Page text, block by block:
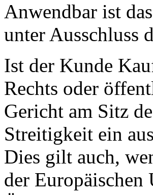
Anwendbar ist
unter Ausschluss
Ist der Kunde
Rechts oder
Gericht am Sitz
Streitigkeit ein
Dies gilt auch,
der